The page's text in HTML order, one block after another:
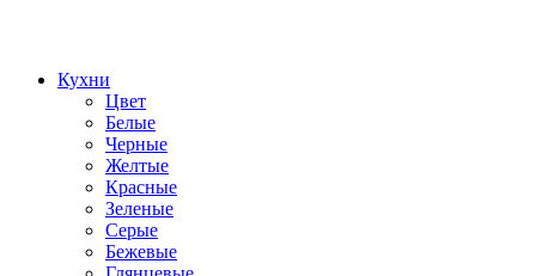
Кухни
Цвет
Белые
Черные
Желтые
Красные
Зеленые
Серые
Бежевые